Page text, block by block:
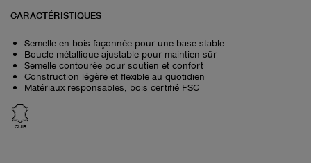
CARACTÉRISTIQUES
Semelle en bois façonnée pour une base stable
Boucle métallique ajustable pour maintien sûr
Semelle contourée pour soutien et confort
Construction légère et flexible au quotidien
Matériaux responsables, bois certifié FSC
CUIR